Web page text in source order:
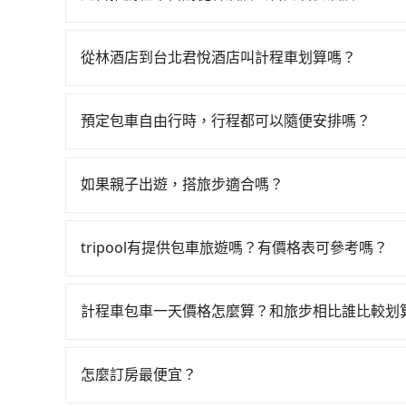
搭上小黃後約花30分鐘、車費300元後，抵達台
1小時53分鐘。選擇搭乘高鐵而不預約包車，不僅
天就要來回，那在台中路邊可隨租隨借的iRent應
估進去，但額外的汽車保險與可能的罰單都需自
理，每一次租車都好像在開樂透一樣。另外，偶
遇到下雨天或者載行李時，就顯得非常不便。
從林酒店到台北君悅酒店叫計程車划算嗎？
到車，也可考慮打電話至林酒店附近的計程車隊
論在價格或服務品質上，tripool都是你從林酒店到
預定包車自由行時，行程都可以隨便安排嗎？
的需求安排的。
如果親子出遊，搭旅步適合嗎？
出遊時安全更有保障。
tripool有提供包車旅遊嗎？有價格表可參考嗎？
性選擇2~12小時的服務，滿足家族出遊、朋友聚
巴士，請來信洽詢。
計程車包車一天價格怎麼算？和旅步相比誰比較划
區，價格可能有所不同。另外，計程車包車價格
怎麼訂房最便宜？